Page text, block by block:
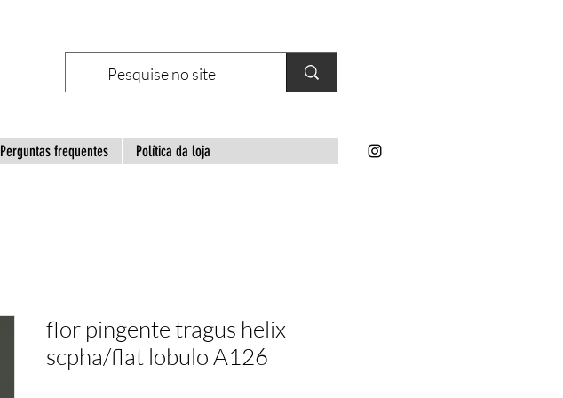
Perguntas frequentes Política da loja
flor pingente tragus helix
scpha/flat lobulo A126